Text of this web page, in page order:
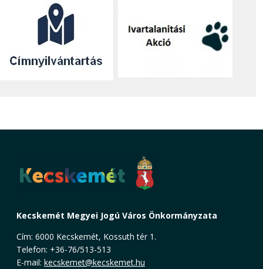
Kecskemét Megyei Jogú Város Önkormányzata
Cím: 6000 Kecskemét, Kossuth tér 1.
Telefon: +36-76/513-513
E-mail: kecskemet@kecskemet.hu